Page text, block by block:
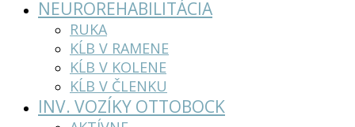
NEUROREHABILITÁCIA
RUKA
KĹB V RAMENE
KĹB V KOLENE
KĹB V ČLENKU
INV. VOZÍKY OTTOBOCK